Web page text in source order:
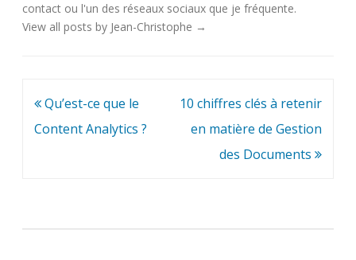
contact ou l'un des réseaux sociaux que je fréquente.
View all posts by Jean-Christophe →
Navigation
de
Qu’est-ce que le
Content Analytics ?
10 chiffres clés à retenir
en matière de Gestion
des Documents